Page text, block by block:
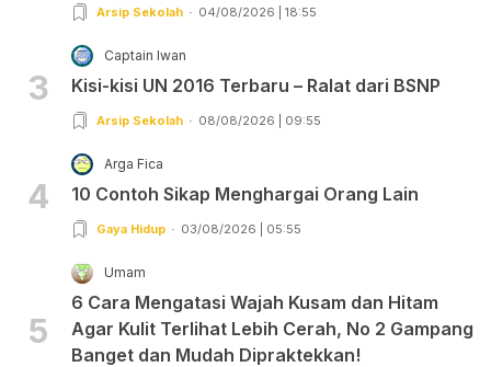
Arsip Sekolah 04/08/2026 | 18:55
3
Captain Iwan
Kisi-kisi UN 2016 Terbaru – Ralat dari BSNP
Arsip Sekolah 08/08/2026 | 09:55
4
Arga Fica
10 Contoh Sikap Menghargai Orang Lain
Gaya Hidup 03/08/2026 | 05:55
5
Umam
6 Cara Mengatasi Wajah Kusam dan Hitam
Agar Kulit Terlihat Lebih Cerah, No 2 Gampang
Banget dan Mudah Dipraktekkan!